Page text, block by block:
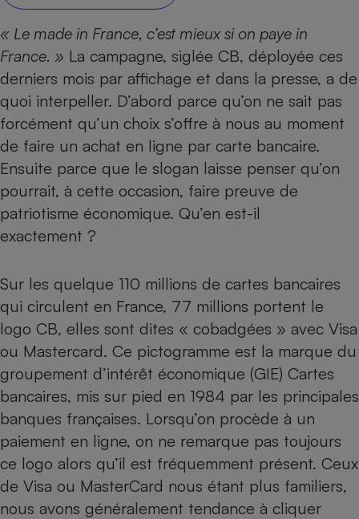
« Le made in France, c’est mieux si on paye in
France. » La campagne, siglée CB, déployée ces
derniers mois par affichage et dans la presse, a de
quoi interpeller. D’abord parce qu’on ne sait pas
forcément qu’un choix s’offre à nous au moment
de faire un achat en ligne par carte bancaire.
Ensuite parce que le slogan laisse penser qu’on
pourrait, à cette occasion, faire preuve de
patriotisme économique. Qu’en est-il
exactement ?
Sur les quelque 110 millions de cartes bancaires
qui circulent en France, 77 millions portent le
logo CB, elles sont dites « cobadgées » avec Visa
ou Mastercard. Ce pictogramme est la marque du
groupement d’intérêt économique (GIE) Cartes
bancaires, mis sur pied en 1984 par les principales
banques françaises. Lorsqu’on procède à un
paiement en ligne, on ne remarque pas toujours
ce logo alors qu’il est fréquemment présent. Ceux
de Visa ou MasterCard nous étant plus familiers,
nous avons généralement tendance à cliquer
Complément
alimentaire
bouteille
Assurance emprunteur
Petit électroménager -
Plaque de cuisson à
induction
Téléviseur
Téléphone mobile -
Smartphone
Matelas
Radiateur électrique
Climatiseur -
Ventilateur
Mutuelle